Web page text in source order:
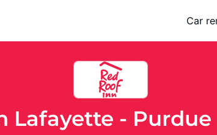
Car
Lafayette -
Πληροφορίες ξενοδοχείου